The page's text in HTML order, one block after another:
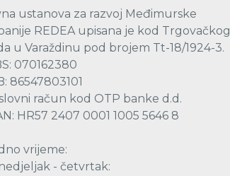
ustanova za razvoj Međimurske
REDEA upisana je kod Trgovačkog
u Varaždinu pod brojem Tt-18/1924-3.
070162380
86547803101
račun kod OTP banke d.d.
HR57 2407 0001 1005 5646 8
vrijeme:
- četvrtak: